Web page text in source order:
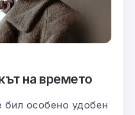
на времето
бил особено удобен